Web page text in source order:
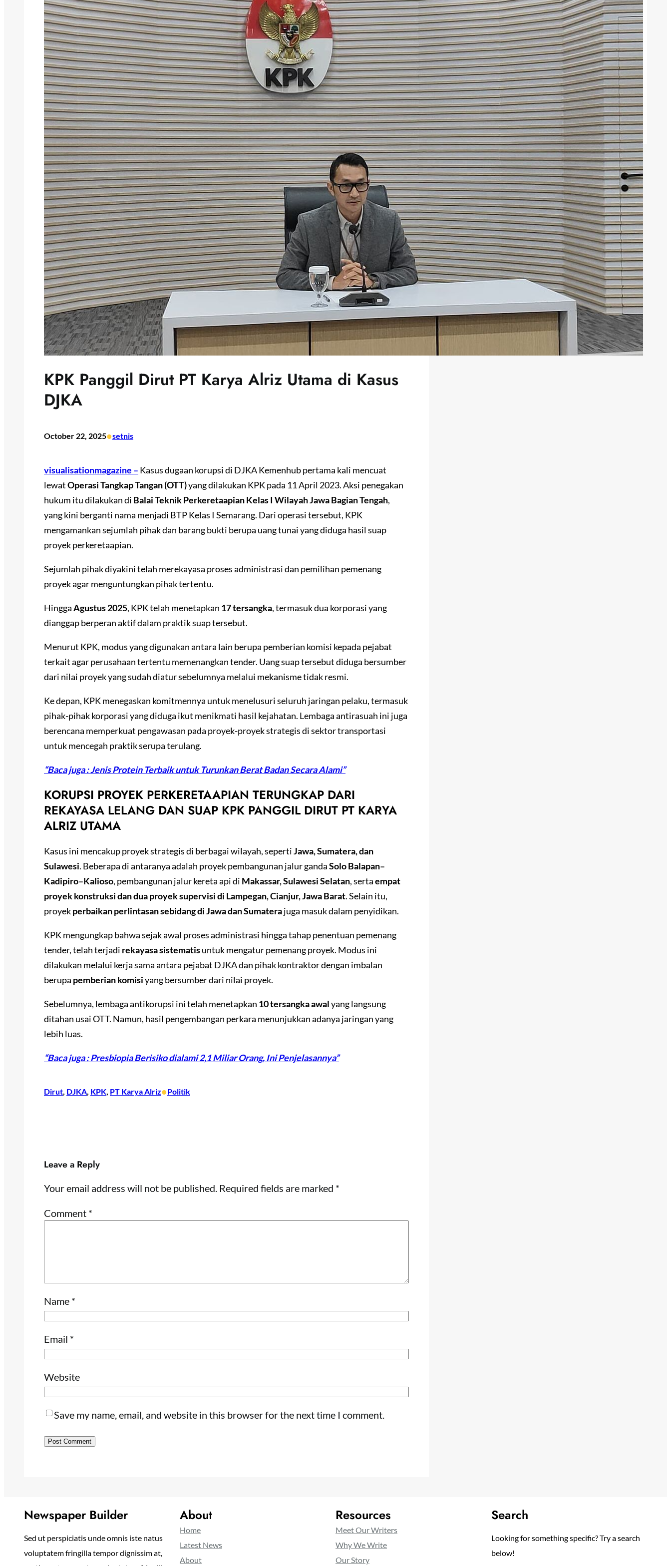
KPK Panggil Dirut PT Karya Alriz Utama di Kasus
DJKA
October 22, 2025•setnis
visualisationmagazine – Kasus dugaan korupsi di DJKA Kemenhub pertama kali mencuat
lewatOperasi Tangkap Tangan (OTT)yang dilakukan KPK pada 11 April 2023. Aksi penegakan
hukum itu dilakukan di Balai Teknik Perkeretaapian Kelas I Wilayah Jawa Bagian Tengah,
yang kini berganti nama menjadi BTP Kelas I Semarang. Dari operasi tersebut, KPK
mengamankan sejumlah pihak dan barang bukti berupa uang tunai yang diduga hasil suap
proyek perkeretaapian.
Sejumlah pihak diyakini telah merekayasa proses administrasi dan pemilihan pemenang
proyek agar menguntungkan pihak tertentu.
HinggaAgustus 2025, KPK telah menetapkan 17 tersangka, termasuk dua korporasi yang
dianggap berperan aktif dalam praktik suap tersebut.
Menurut KPK, modus yang digunakan antara lain berupa pemberian komisi kepada pejabat
terkait agar perusahaan tertentu memenangkan tender. Uang suap tersebut diduga bersumber
dari nilai proyek yang sudah diatur sebelumnya melalui mekanisme tidak resmi.
Ke depan, KPK menegaskan komitmennya untuk menelusuri seluruh jaringan pelaku, termasuk
pihak-pihak korporasi yang diduga ikut menikmati hasil kejahatan. Lembaga antirasuah ini juga
berencana memperkuat pengawasan pada proyek-proyek strategis di sektor transportasi
untuk mencegah praktik serupa terulang.
“Baca juga : Jenis Protein Terbaik untuk Turunkan Berat Badan Secara Alami”
KORUPSI PROYEK PERKERETAAPIAN TERUNGKAP DARI
REKAYASA LELANG DAN SUAP KPK PANGGIL DIRUT PT KARYA
ALRIZ UTAMA
Kasus ini mencakup proyek strategis di berbagai wilayah, sepertiJawa, Sumatera, dan
Sulawesi. Beberapa di antaranya adalah proyek pembangunan jalur gandaSolo Balapan–
Kadipiro–Kalioso, pembangunan jalur kereta api di Makassar, Sulawesi Selatan, sertaempat
proyek konstruksi dan dua proyek supervisi di Lampegan, Cianjur, Jawa Barat. Selain itu,
proyekperbaikan perlintasan sebidang di Jawa dan Sumaterajuga masuk dalam penyidikan.
KPK mengungkap bahwa sejak awal proses administrasi hingga tahap penentuan pemenang
tender, telah terjadi rekayasa sistematisuntuk mengatur pemenang proyek. Modus ini
dilakukan melalui kerja sama antara pejabat DJKA dan pihak kontraktor dengan imbalan
berupa pemberian komisiyang bersumber dari nilai proyek.
Sebelumnya, lembaga antikorupsi ini telah menetapkan 10 tersangka awalyang langsung
ditahan usai OTT. Namun, hasil pengembangan perkara menunjukkan adanya jaringan yang
lebih luas.
“Baca juga : Presbiopia Berisiko dialami 2,1 Miliar Orang, Ini Penjelasannya”
Dirut, DJKA, KPK, PT Karya Alriz•Politik
Leave a Reply
Your email address will not be published. Required fields are marked *
Comment *
Name *
Email *
Website
Save my name, email, and website in this browser for the next time I comment.
August 7, 2026
Ticya Rilis Single DRIP, Terinspirasi
Lisa BLACKPINK
August 6, 2026
Kim Sejeong Bintangi Drakor High
School Queen 2027
August 4, 2026
Newspaper Builder
Sed ut perspiciatis unde omnis iste natus
voluptatem fringilla tempor dignissim at,
About
Home
Latest News
About
Resources
Meet Our Writers
Why We Write
Our Story
Search
Looking for something specific? Try a search
below!